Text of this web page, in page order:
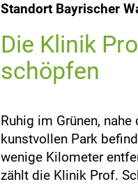
Standort Bayrischer
Die Klinik
schöpfen
Ruhig im Grünen,
kunstvollen Park
wenige Kilometer
zählt die Klinik Prof.